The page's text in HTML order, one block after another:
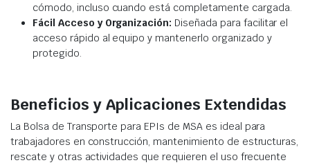
cómodo, incluso cuando está completamente cargada.
Fácil Acceso y Organización: Diseñada para facilitar el
acceso rápido al equipo y mantenerlo organizado y
protegido.
Beneficios y Aplicaciones Extendidas
La Bolsa de Transporte para EPIs de MSA es ideal para
trabajadores en construcción, mantenimiento de estructuras,
rescate y otras actividades que requieren el uso frecuente